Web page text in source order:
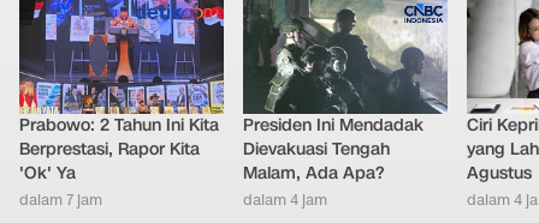
Prabowo: 2 Tahun Ini Kita
Berprestasi, Rapor Kita
'Ok' Ya
dalam 7 jam
Presiden Ini Mendadak
Dievakuasi Tengah
Malam, Ada Apa?
dalam 4 jam
Ciri
yang
Agustus
dalam 4